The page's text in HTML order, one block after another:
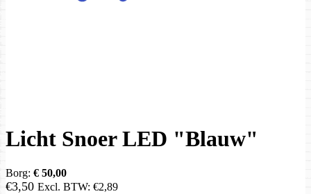
Licht Snoer LED "Blauw"
Borg: € 50,00
€3,50 Excl. BTW: €2,89